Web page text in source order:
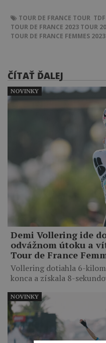
TOUR DE FRANCE TOUR TDF
TOUR DE FRANCE 2023 TOUR
TOUR DE FRANCE FEMMES 2023
ČÍTAŤ ĎALEJ
Demi Vollering ide
odvážnom útoku a
Tour de France
Vollering dotiahla 6-
konca a získala 8-
NOVINKY
NOVINKY